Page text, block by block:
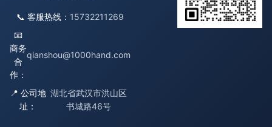
📞 客服热线： 15732211269
📧
商务
合
作：
qianshou@1000hand.com
📍 公司地
址：
湖北省武汉市洪山区
书城路46号